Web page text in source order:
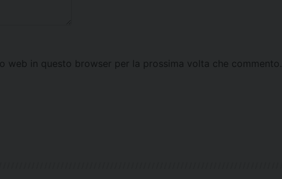
web in questo browser per la prossima volta che commento.